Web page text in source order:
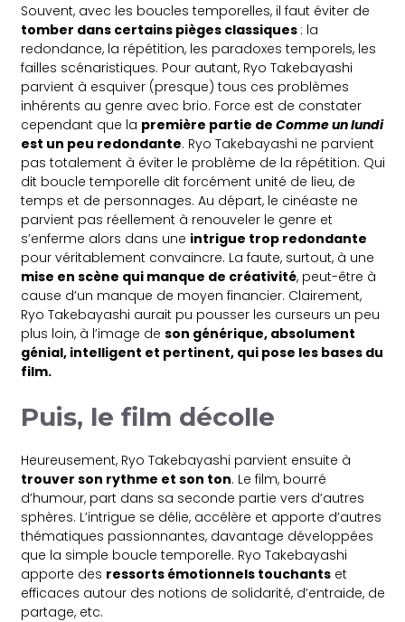
Souvent, avec les boucles temporelles, il faut éviter de
tomber dans certains pièges classiques : la
redondance, la répétition, les paradoxes temporels, les
failles scénaristiques. Pour autant, Ryo Takebayashi
parvient à esquiver (presque) tous ces problèmes
inhérents au genre avec brio. Force est de constater
cependant que la première partie deComme un lundi
est un peu redondante. Ryo Takebayashi ne parvient
pas totalement à éviter le problème de la répétition. Qui
dit boucle temporelle dit forcément unité de lieu, de
temps et de personnages. Au départ, le cinéaste ne
parvient pas réellement à renouveler le genre et
s’enferme alors dans une intrigue trop redondante
pour véritablement convaincre. La faute, surtout, à une
mise en scène qui manque de créativité, peut-être à
cause d’un manque de moyen financier. Clairement,
Ryo Takebayashi aurait pu pousser les curseurs un peu
plus loin, à l’image deson générique, absolument
génial, intelligent et pertinent, qui pose les bases du
film.
Puis, le film décolle
Heureusement, Ryo Takebayashi parvient ensuite à
trouver son rythme et son ton. Le film, bourré
d’humour, part dans sa seconde partie vers d’autres
sphères. L’intrigue se délie, accélère et apporte d’autres
thématiques passionnantes, davantage développées
que la simple boucle temporelle. Ryo Takebayashi
apporte des ressorts émotionnels touchants et
efficaces autour des notions de solidarité, d’entraide, de
partage, etc.